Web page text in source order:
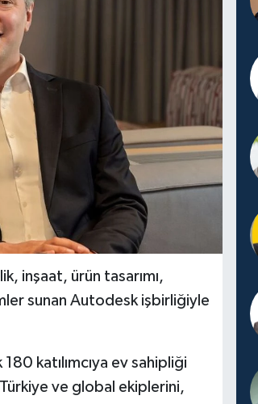
inşaat, ürün tasarımı,
sunan Autodesk işbirliğiyle
katılımcıya ev sahipliği
ve global ekiplerini,